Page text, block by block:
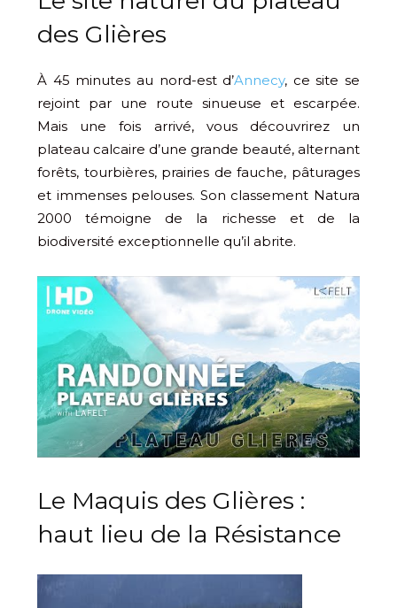
des Glières
À 45 minutes au nord-est d’Annecy, ce site se
rejoint par une route sinueuse et escarpée.
Mais une fois arrivé, vous découvrirez un
plateau calcaire d’une grande beauté, alternant
forêts, tourbières, prairies de fauche, pâturages
et immenses pelouses. Son classement Natura
2000 témoigne de la richesse et de la
biodiversité exceptionnelle qu’il abrite.
Le Maquis des Glières :
haut lieu de la Résistance